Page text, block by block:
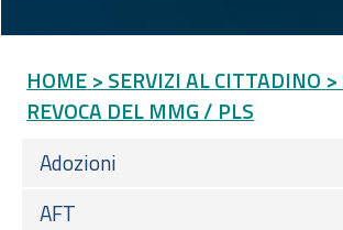
HOME > SERVIZI AL CITTADINO
REVOCA DEL MMG / PLS
Adozioni
AFT